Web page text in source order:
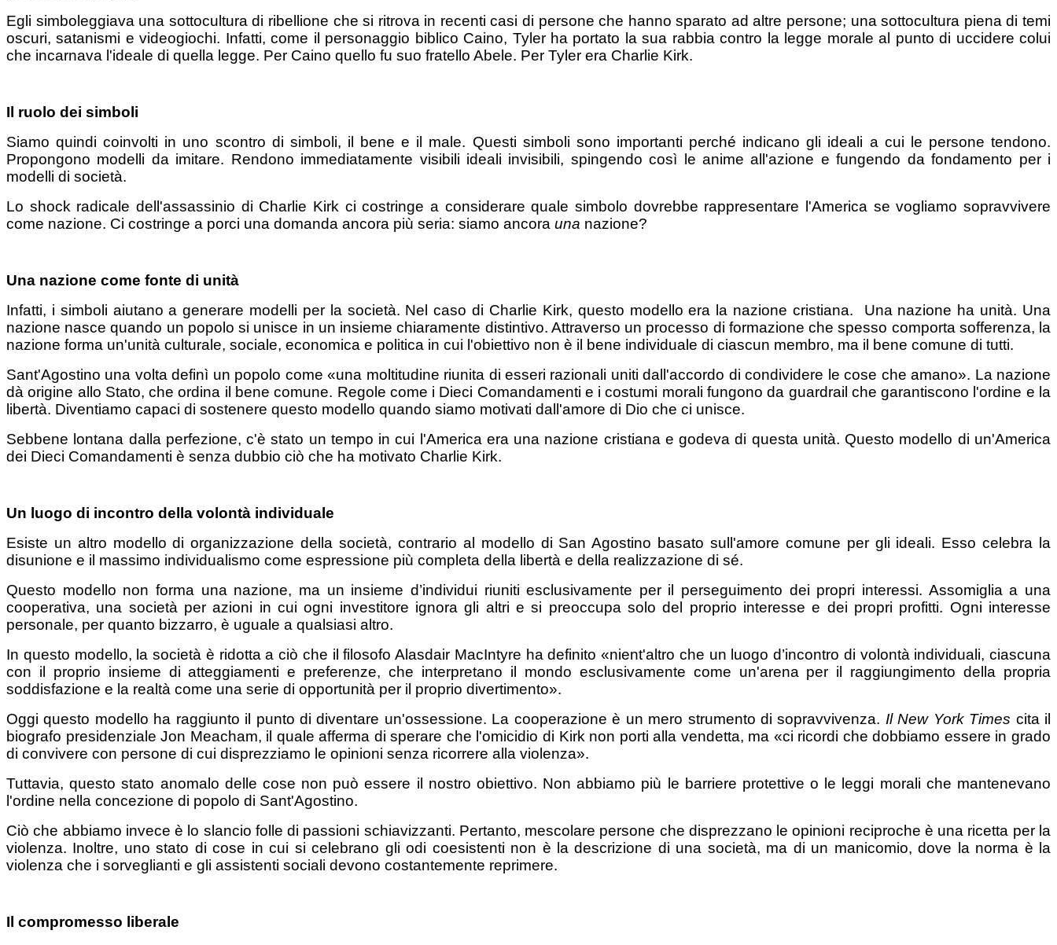
Egli simboleggiava una sottocultura di ribellione che si ritrova in recenti casi di persone che hanno sparato ad altre persone; una sottocultura piena di temi
oscuri, satanismi e videogiochi. Infatti, come il personaggio biblico Caino, Tyler ha portato la sua rabbia contro la legge morale al punto di uccidere colui
che incarnava l'ideale di quella legge. Per Caino quello fu suo fratello Abele. Per Tyler era Charlie Kirk.
Il ruolo dei simboli
Siamo quindi coinvolti in uno scontro di simboli, il bene e il male. Questi simboli sono importanti perché indicano gli ideali a cui le persone tendono.
Propongono modelli da imitare. Rendono immediatamente visibili ideali invisibili, spingendo così le anime all'azione e fungendo da fondamento per i
modelli di società.
Lo shock radicale dell'assassinio di Charlie Kirk ci costringe a considerare quale simbolo dovrebbe rappresentare l'America se vogliamo sopravvivere
come nazione. Ci costringe a porci una domanda ancora più seria: siamo ancora una nazione?
Una nazione come fonte di unità
Infatti, i simboli aiutano a generare modelli per la società. Nel caso di Charlie Kirk, questo modello era la nazione cristiana. Una nazione ha unità. Una
nazione nasce quando un popolo si unisce in un insieme chiaramente distintivo. Attraverso un processo di formazione che spesso comporta sofferenza, la
nazione forma un'unità culturale, sociale, economica e politica in cui l'obiettivo non è il bene individuale di ciascun membro, ma il bene comune di tutti.
Sant'Agostino una volta definì un popolo come «una moltitudine riunita di esseri razionali uniti dall'accordo di condividere le cose che amano». La nazione
dà origine allo Stato, che ordina il bene comune. Regole come i Dieci Comandamenti e i costumi morali fungono da guardrail che garantiscono l'ordine e la
libertà. Diventiamo capaci di sostenere questo modello quando siamo motivati dall'amore di Dio che ci unisce.
Sebbene lontana dalla perfezione, c'è stato un tempo in cui l'America era una nazione cristiana e godeva di questa unità. Questo modello di un'America
dei Dieci Comandamenti è senza dubbio ciò che ha motivato Charlie Kirk.
Un luogo di incontro della volontà individuale
Esiste un altro modello di organizzazione della società, contrario al modello di San Agostino basato sull'amore comune per gli ideali. Esso celebra la
disunione e il massimo individualismo come espressione più completa della libertà e della realizzazione di sé.
Questo modello non forma una nazione, ma un insieme d’individui riuniti esclusivamente per il perseguimento dei propri interessi. Assomiglia a una
cooperativa, una società per azioni in cui ogni investitore ignora gli altri e si preoccupa solo del proprio interesse e dei propri profitti. Ogni interesse
personale, per quanto bizzarro, è uguale a qualsiasi altro.
In questo modello, la società è ridotta a ciò che il filosofo Alasdair MacIntyre ha definito «nient'altro che un luogo d’incontro di volontà individuali, ciascuna
con il proprio insieme di atteggiamenti e preferenze, che interpretano il mondo esclusivamente come un'arena per il raggiungimento della propria
soddisfazione e la realtà come una serie di opportunità per il proprio divertimento».
Oggi questo modello ha raggiunto il punto di diventare un'ossessione. La cooperazione è un mero strumento di sopravvivenza. Il New York Times cita il
biografo presidenziale Jon Meacham, il quale afferma di sperare che l'omicidio di Kirk non porti alla vendetta, ma «ci ricordi che dobbiamo essere in grado
di convivere con persone di cui disprezziamo le opinioni senza ricorrere alla violenza».
Tuttavia, questo stato anomalo delle cose non può essere il nostro obiettivo. Non abbiamo più le barriere protettive o le leggi morali che mantenevano
l'ordine nella concezione di popolo di Sant'Agostino.
Ciò che abbiamo invece è lo slancio folle di passioni schiavizzanti. Pertanto, mescolare persone che disprezzano le opinioni reciproche è una ricetta per la
violenza. Inoltre, uno stato di cose in cui si celebrano gli odi coesistenti non è la descrizione di una società, ma di un manicomio, dove la norma è la
violenza che i sorveglianti e gli assistenti sociali devono costantemente reprimere.
Il compromesso liberale